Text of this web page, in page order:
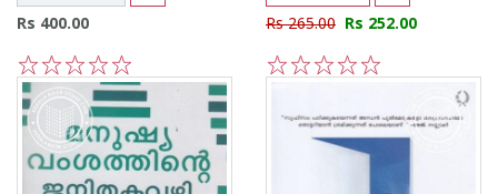
Rs 400.00
5
4
3
2
1
Rs 265.00 Rs 252.00
1